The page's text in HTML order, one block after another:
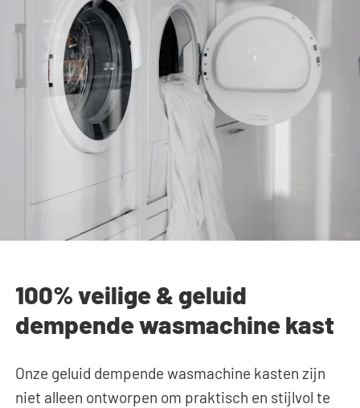
100% veilige & geluid
dempende wasmachine kast
Onze geluid dempende wasmachine kasten zijn
niet alleen ontworpen om praktisch en stijlvol te